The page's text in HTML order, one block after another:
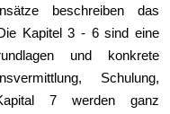
beschreiben das
Kapitel 3 - 6 sind eine
und konkrete
Schulung,
7 werden ganz